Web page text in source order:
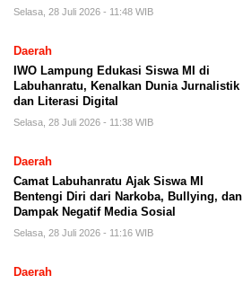
Selasa, 28 Juli 2026 - 11:48 WIB
Daerah
IWO Lampung Edukasi Siswa MI di
Labuhanratu, Kenalkan Dunia Jurnalistik
dan Literasi Digital
Selasa, 28 Juli 2026 - 11:38 WIB
Daerah
Camat Labuhanratu Ajak Siswa MI
Bentengi Diri dari Narkoba, Bullying, dan
Dampak Negatif Media Sosial
Selasa, 28 Juli 2026 - 11:16 WIB
Daerah